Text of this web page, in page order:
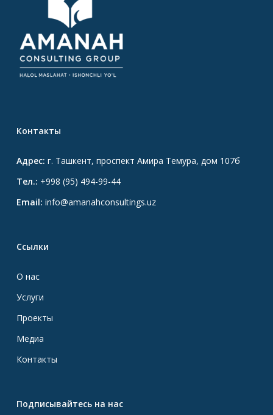
Контакты
Адрес: г. Ташкент, проспект Амира Темура, дом 107б
Тел.: +998 (95) 494-99-44
Email: info@amanahconsultings.uz
Ссылки
О нас
Услуги
Проекты
Медиа
Контакты
Подписывайтесь на нас